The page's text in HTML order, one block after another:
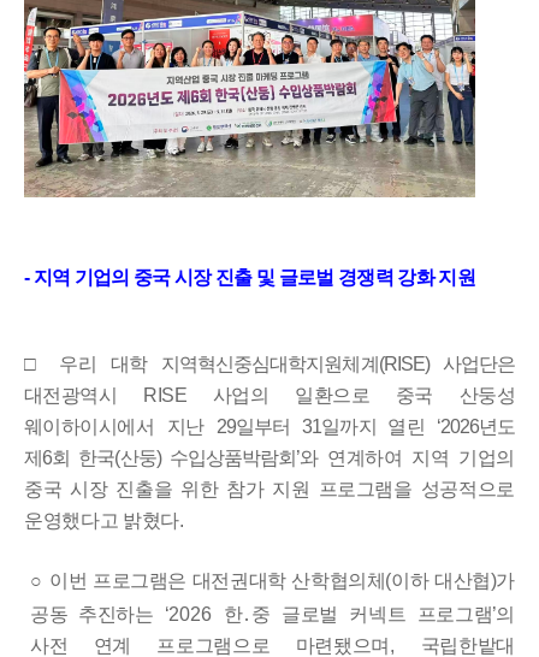
- 지역 기업의 중국 시장 진출 및 글로벌 경쟁력 강화 지원
□ 우리 대학 지역혁신중심대학지원체계 (RISE) 사업단은
대전광역시
RISE 사업의 일환으로 중국 산둥성
웨이하이시에서 지난
29일부터31일까지 열린 ‘2026년도
제6회 한국(산둥) 수입상품박람회 ’와 연계하여
지역 기업의
중국 시장 진출을 위한 참가 지원 프로그램을 성공적으로
운영했다고 밝혔다.
○ 이번 프로그램은 대전권대학 산학협의체 (이하 대산협)가
공동 추진하는 ‘2026 한․ 중 글로벌 커넥트 프로그램’의
사전 연계 프로그램으로 마련됐으며 , 국립한밭대